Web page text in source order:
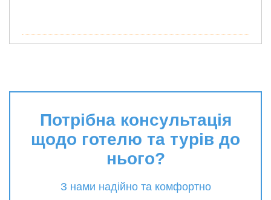
Потрібна консультація
щодо готелю та турів до
нього?
З нами надійно та комфортно